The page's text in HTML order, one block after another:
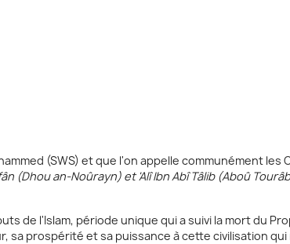
(SWS) et que l'on appelle communément les
(Dhou an-Noûrayn) et 'Alî Ibn Abî Tâlib (Aboû
de l'Islam, période unique qui a suivi la mort du
prospérité et sa puissance à cette civilisation